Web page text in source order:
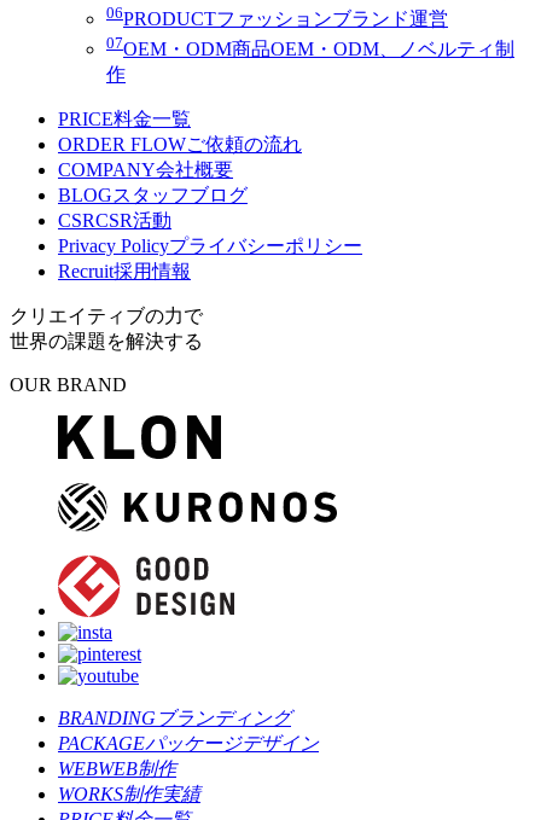
06PRODUCTファッションブランド運営
07OEM・ODM商品OEM・ODM、ノベルティ制
作
PRICE料金一覧
ORDER FLOWご依頼の流れ
COMPANY会社概要
BLOGスタッフブログ
CSRCSR活動
Privacy Policyプライバシーポリシー
Recruit採用情報
クリエイティブの力で
世界の課題を解決する
OUR BRAND
BRANDING ブランディング
PACKAGEパッケージデザイン
WEBWEB制作
WORKS制作実績